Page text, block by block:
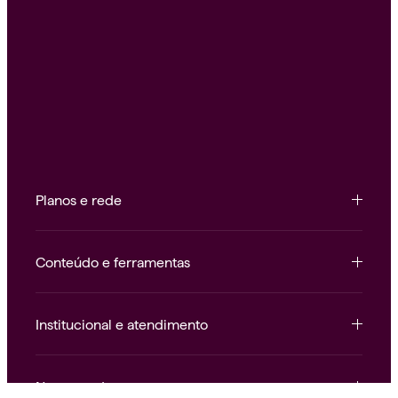
Planos e rede
Conteúdo e ferramentas
Institucional e atendimento
Nossas redes